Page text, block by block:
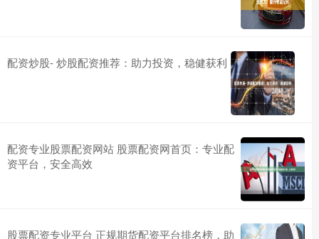
配资炒股- 炒股配资推荐：助力投资，稳健获利
配资专业股票配资网站 股票配资网首页：专业配
资平台，安全高效
股票配资专业平台 正规期货配资平台排名榜，助